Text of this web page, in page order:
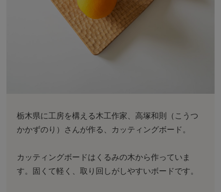
栃木県に工房を構える木工作家、高塚和則（こうつ
かかずのり）さんが作る、カッティングボード。
カッティングボードはくるみの木から作っていま
す。固くて軽く、取り回しがしやすいボードです。